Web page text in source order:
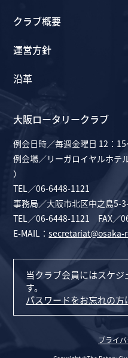
クラブ概要
運営方針
沿革
大阪ロータリークラブ
例会日時／毎週金曜日 12：
例会場／リーガロイヤルホテ
）
TEL／06-6448-1121
事務局／大阪市北区中之島5-
TEL／06-6448-1121 FAX／
E-MAIL：secretariat@osaka-
当クラブ会員にはスケ
す。
パスワードをお忘れの方
プライ